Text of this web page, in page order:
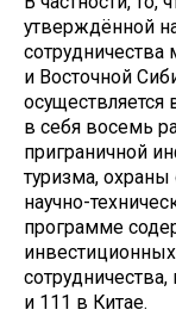
утверждённой
и Восточной
в себя восемь
приграничной
туризма,
научно-
программе
и 111 в Китае.